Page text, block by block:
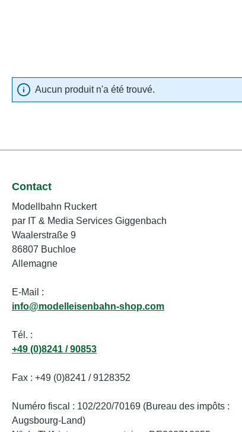
Aucun produit n'a été trouvé.
Contact
Modellbahn Ruckert
par IT & Media Services Giggenbach
Waalerstraße 9
86807 Buchloe
Allemagne
E-Mail :
info@modelleisenbahn-shop.com
Tél. :
+49 (0)8241 / 90853
Fax : +49 (0)8241 / 9128352
Numéro fiscal : 102/220/70169 (Bureau des impôts :
Augsbourg-Land)